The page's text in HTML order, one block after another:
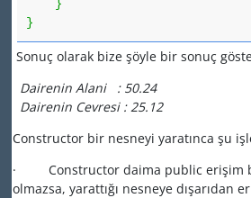
}
}
Sonuç olarak bize şöyle bir sonuç
Dairenin Alani : 50.24
Dairenin Cevresi : 25.12
Constructor bir nesneyi yaratınca şu
· Constructor daima public erişim
olmazsa, yarattığı nesneye dışarıdan